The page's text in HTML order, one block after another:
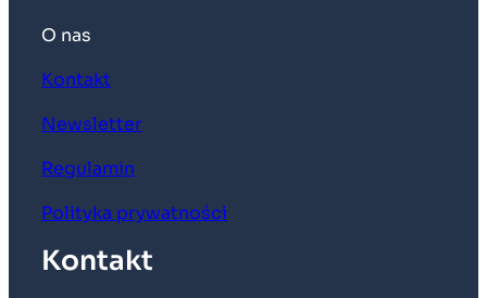
O nas
Kontakt
Newsletter
Regulamin
Polityka prywatności
Kontakt